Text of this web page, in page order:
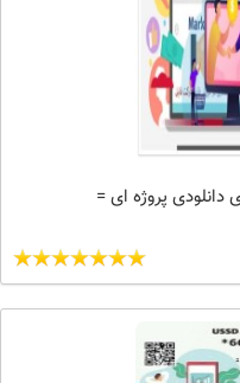
پروژه ای =